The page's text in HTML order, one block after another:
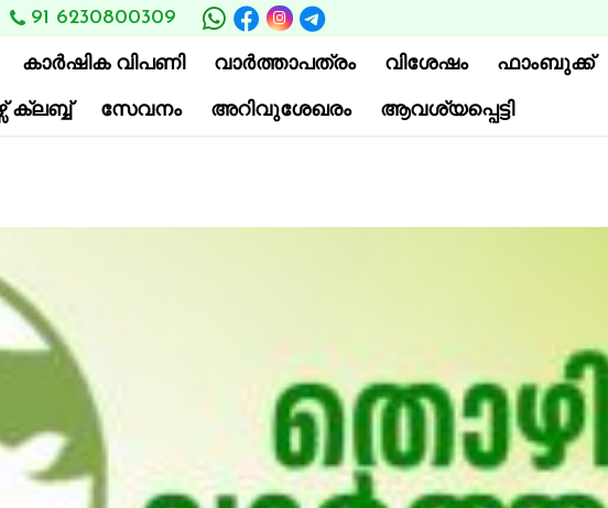
91 6230800309
കാര്‍ഷിക വിപണി വാ‍ർത്താപത്രം വിശേഷം ഫാംബുക്ക്
ക്ലബ്ബ് സേവനം അറിവുശേഖരം ആവശ്യപ്പെട്ടി